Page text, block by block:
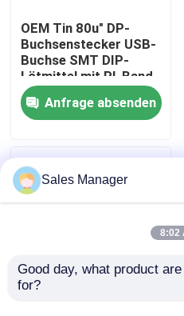
DIP-USB-Anschluss
USB-Buchse
USB-Typ-C-Anschlüsse
DP-Buchsenstecker
OEM Tin 80u" DP-
Buchsenstecker USB-
Buchse SMT DIP-
Lötmittel mit PI-Band
Anfrage absenden
Sales Manager
8:02
Good day, what product
for?